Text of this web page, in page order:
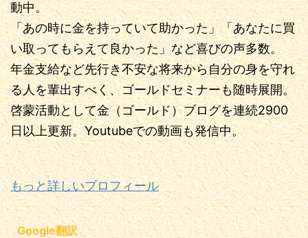
動中。
「あの時に金を持っていて助かった」「あなたに買
い取ってもらえて良かった」など喜びの声多数。
年金支給など先行き不安な将来から自分の身を守れ
る人を輩出すべく、ゴールドセミナーも随時展開。
啓蒙活動として金（ゴールド）ブログを連続2900
日以上更新。Youtubeでの動画も発信中。
もっと詳しいプロフィール
Google翻訳